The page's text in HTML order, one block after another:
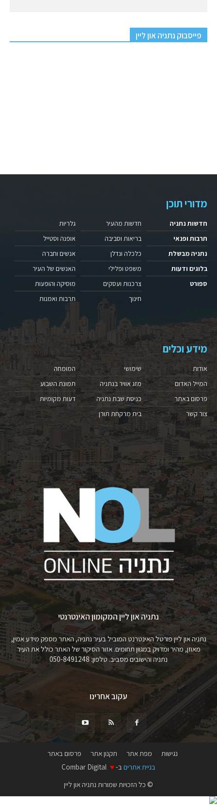
פייסבוק נתניה און ליין
מדורי תוכן
חדשות נתניה
תרבות ופנאי
נתניה מבשלת
בלוגים ודעות
ספורט
חדשות מהעיר
בריאות וסביבה
כלכלה ונדלן
משפט ופלילי
צרכנות ועסקים
חינוך
גלריות
אופנה וסטייל
אנשים וחברה
האנשים של העיר
מוסיקה והופעות
תרבות ואמנות
מידע וכלים
אודות
המייל האדום
פרסום באתר
צור קשר
שימושי
מזג אוויר בנתניה
כניסת שבת נתניה
בית מרקחת תורן
המומחה
תמונת השבוע
דעות מקומיות
נתניה און ליין המקומון האינטרנטי
נתניה און ליין פורטל האינטרנט המוביל בעיר נתניה, האתר מספק מידע אמין,
מאוזן, מהיר ומדויק במגוון תחומים. אזור הסיקור של האתר כולל את העיר
נתניה והישובים מסביב. טלפון: 050-8491248
עקוב אחרינו
נגישות מפת אתר תקנון אתר
פרסום באתר
בניית אתרים ב- ♥
© כל הזכויות שמורות נתניה און ליין